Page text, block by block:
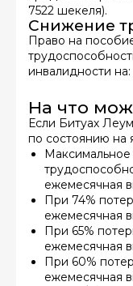
7522 шекеля).
Снижение
Право на
инвалидности на:
На что
Если Битуах
по состоянию на
ежемесячная
При 74%
ежемесячная
При 65%
ежемесячная
При 60%
ежемесячная